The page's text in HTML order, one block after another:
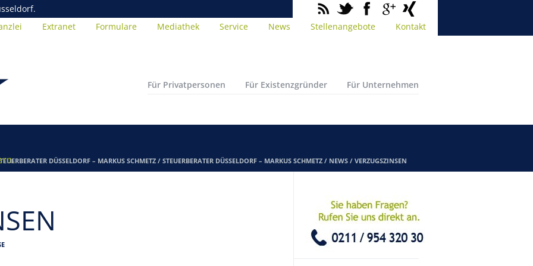
Extranet Formulare Mediathek Service News Stellenangebote Kontakt
Für Privatpersonen Für Existenzgründer Für Unternehmen
DÜSSELDORF – MARKUS SCHMETZ/ STEUERBERATER DÜSSELDORF – MARKUS SCHMETZ / NEWS / VERZUGSZINSEN